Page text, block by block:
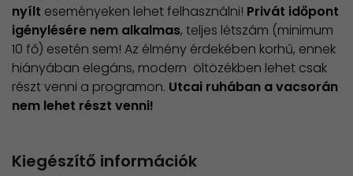
nyílt eseményeken lehet felhasználni! Privát időpont
igénylésére nem alkalmas, teljes létszám (minimum
10 fő) esetén sem! Az élmény érdekében korhű, ennek
hiányában elegáns, modern öltözékben lehet csak
részt venni a programon. Utcai ruhában a vacsorán
nem lehet részt venni!
Kiegészítő információk